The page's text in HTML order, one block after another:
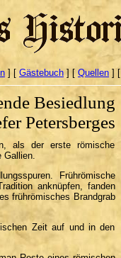
] [ Gästebuch ] [ Quellen ] [
Besiedlung
Petersberges
als der erste römische
Gallien.
Frührömische
anknüpfen, fanden
frührömisches Brandgrab
Zeit auf und in den